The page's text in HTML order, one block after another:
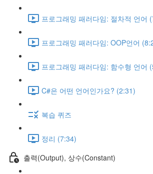
프로그래밍 패러다임: 절차적 언어
프로그래밍 패러다임: OOP언어
프로그래밍 패러다임: 함수형 언어
C#은 어떤 언어인가요? (2:31)
복습 퀴즈
정리 (7:34)
출력(Output), 상수(Constant)